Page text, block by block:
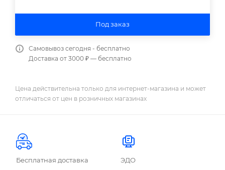
Под заказ
Самовывоз сегодня - бесплатно
Доставка от 3000 ₽ — бесплатно
Цена действительна только для интернет-магазина и может
отличаться от цен в розничных магазинах
Бесплатная доставка ЭДО